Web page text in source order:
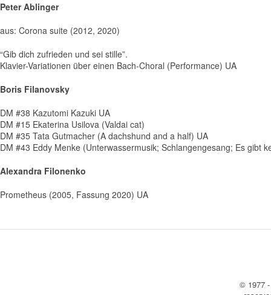
Peter Ablinger
aus: Corona suite (2012, 2020)
“Gib dich zufrieden und sei stille”.
Klavier-Variationen über einen Bach-Choral (Performance) UA
Boris Filanovsky
DM #38 Kazutomi Kazuki UA
DM #15 Ekaterina Usilova (Valdai cat)
DM #35 Tata Gutmacher (A dachshund and a half) UA
DM #43 Eddy Menke (Unterwassermusik; Schlangengesang; Es gibt
Alexandra Filonenko
Prometheus (2005, Fassung 2020) UA
© 1977